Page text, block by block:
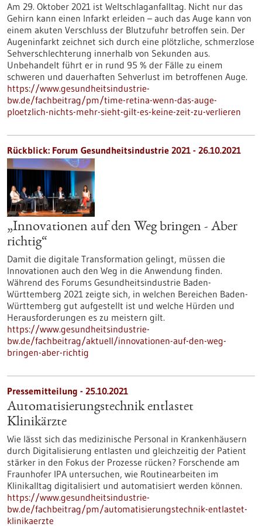
Am 29. Oktober 2021 ist Weltschlaganfalltag. Nicht nur das
Gehirn kann einen Infarkt erleiden – auch das Auge kann von
einem akuten Verschluss der Blutzufuhr betroffen sein. Der
Augeninfarkt zeichnet sich durch eine plötzliche, schmerzlose
Sehverschlechterung innerhalb von Sekunden aus.
Unbehandelt führt er in rund 95 % der Fälle zu einem
schweren und dauerhaften Sehverlust im betroffenen Auge.
https://www.gesundheitsindustrie-
bw.de/fachbeitrag/pm/time-retina-wenn-das-auge-
ploetzlich-nichts-mehr-sieht-gilt-es-keine-zeit-zu-verlieren
Rückblick: Forum Gesundheitsindustrie 2021 - 26.10.2021
„Innovationen auf den Weg bringen - Aber
richtig“
Damit die digitale Transformation gelingt, müssen die
Innovationen auch den Weg in die Anwendung finden.
Während des Forums Gesundheitsindustrie Baden-
Württemberg 2021 zeigte sich, in welchen Bereichen Baden-
Württemberg gut aufgestellt ist und welche Hürden und
Herausforderungen es zu meistern gilt.
https://www.gesundheitsindustrie-
bw.de/fachbeitrag/aktuell/innovationen-auf-den-weg-
bringen-aber-richtig
Pressemitteilung - 25.10.2021
Automatisierungstechnik entlastet
Klinikärzte
Wie lässt sich das medizinische Personal in Krankenhäusern
durch Digitalisierung entlasten und gleichzeitig der Patient
stärker in den Fokus der Prozesse rücken? Forschende am
Fraunhofer IPA untersuchen, wie Routinearbeiten im
Klinikalltag digitalisiert und automatisiert werden können.
https://www.gesundheitsindustrie-
bw.de/fachbeitrag/pm/automatisierungstechnik-entlastet-
klinikaerzte